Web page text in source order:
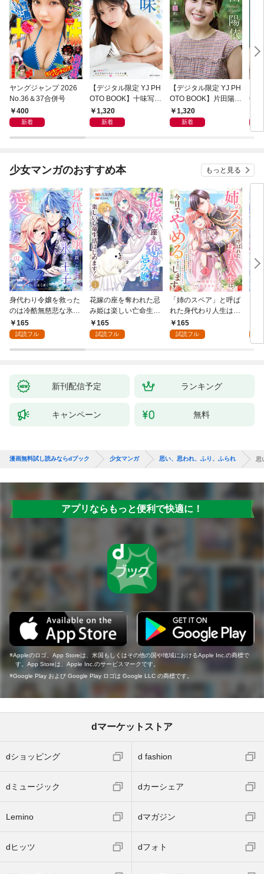
ヤングジャンプ 2026
No.36＆37合併号
400
新着
【デジタル限定 YJ PH
OTO BOOK】十味写真
集「続・『ぽみ』！？
どこでもトレイン・ベ
1,320
新着
【デジタル限定 YJ PH
OTO BOOK】片田陽依
写真集「羽色日和」
1,320
新着
リ」
少女マンガのおすすめ本 もっと見る
身代わり令嬢を救った
のは冷酷無慈悲な氷の
王子の愛でした１
165
試読フル
花嫁の座を奪われた忌
み姫は楽しい亡命生活
はじめます！１
165
試読フル
「姉のスペア」と呼ば
れた身代わり人生は、
今日でやめることにし
ます～辺境で自由を満
165
試読フル
新刊配信予定 ランキング
キャンペーン 無料
漫画無料試し読みならdブック 少女マンガ 思い、思われ、ふり、ふられ 思
アプリならもっと便利で快適に！
Appleのロゴ、App Storeは、米国もしくはその他の国や地域におけるApple Inc.の商標で
す。App Storeは、Apple Inc.のサービスマークです。
Google Play および Google Play ロゴは Google LLC の商標です。
dマーケットストア
dショッピング d fashion
dミュージック dカーシェア
Lemino dマガジン
dヒッツ dフォト